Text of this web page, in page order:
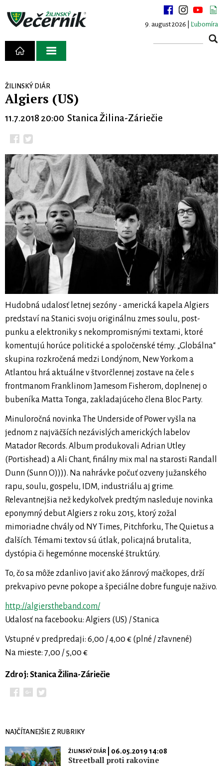
9. august 2026 | Ľubomíra
ŽILINSKÝ DIÁR
Algiers (US)
11.7.2018 20:00 Stanica Žilina-Záriečie
Hudobná udalosť letnej sezóny - americká kapela Algiers
predstaví na Stanici svoju originálnu zmes soulu, post-
punku a elektroniky s nekompromisnými textami, ktoré
komentujú horúce politické a spoločenské témy. „Globálna“
skupina rozkročená medzi Londýnom, New Yorkom a
Atlantou hrá aktuálne v štvorčlennej zostave na čele s
frontmanom Franklinom Jamesom Fisherom, doplnenej o
bubeníka Matta Tonga, zakladajúceho člena Bloc Party.
Minuloročná novinka The Underside of Power vyšla na
jednom z najväčších nezávislých amerických labelov
Matador Records. Album produkovali Adrian Utley
(Portishead) a Ali Chant, finálny mix mal na starosti Randall
Dunn (Sunn O)))). Na nahrávke počuť ozveny južanského
rapu, soulu, gospelu, IDM, industriálu aj grime.
Relevantnejšia než kedykoľvek predtým nasleduje novinka
eponymný debut Algiers z roku 2015, ktorý zožal
mimoriadne chvály od NY Times, Pitchforku, The Quietus a
ďalších. Témami textov sú útlak, policajná brutalita,
dystópia či hegemónne mocenské štruktúry.
To, čo sa môže zdanlivo javiť ako žánrový mačkopes, drží
prekvapivo pevne pokope a špeciálne dobre funguje naživo.
http://algierstheband.com/
Udalosť na facebooku: Algiers (US) / Stanica
Vstupné v predpredaji: 6,00 / 4,00 € (plné / zľavnené)
Na mieste: 7,00 / 5,00 €
Zdroj: Stanica Žilina-Záriečie
NAJČÍTANEJŠIE Z RUBRIKY
ŽILINSKÝ DIÁR| 06.05.2019 14:08
Streetball proti rakovine